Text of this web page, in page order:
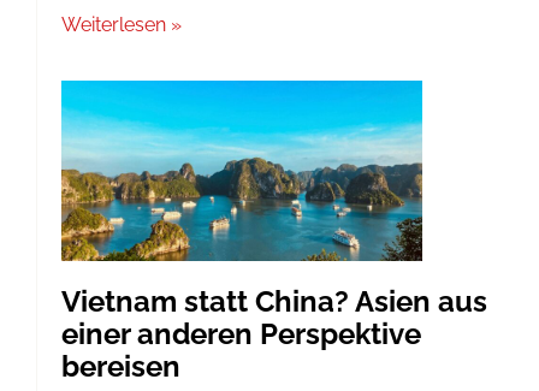
Weiterlesen »
Vietnam statt China? Asien aus
einer anderen Perspektive
bereisen